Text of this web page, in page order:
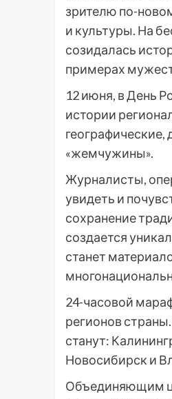
зрителю по-
и культуры. На
созидалась
примерах
12 июня, в День
истории
географические,
«жемчужины».
Журналисты,
увидеть и
сохранение
создается
станет
24-часовой
регионов
станут:
Новосибирск и
Объединяющим